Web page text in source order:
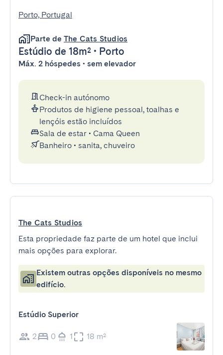
Porto, Portugal
Parte de The Cats Studios
Estúdio de 18m² • Porto
Máx. 2 hóspedes • sem elevador
Check-in autónomo
Produtos de higiene pessoal, toalhas e
lençóis estão incluídos
Sala de estar • Cama Queen
Banheiro • sanita, chuveiro
The Cats Studios
Esta propriedade faz parte de um hotel que inclui
mais opções para explorar.
Existem outras opções disponíveis no mesmo
edifício.
Estúdio Superior
2 0 1 18 m²